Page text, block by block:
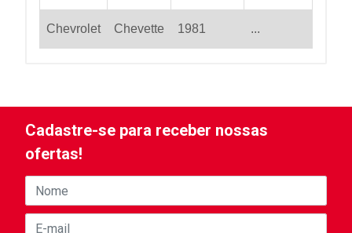
Chevrolet Chevette 1981 ...
Cadastre-se para receber nossas
ofertas!